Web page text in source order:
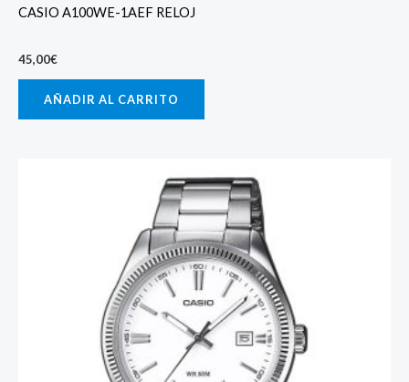
CASIO A100WE-1AEF RELOJ
45,00€
AÑADIR AL CARRITO